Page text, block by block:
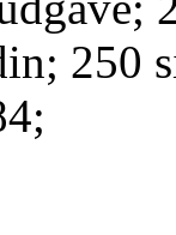
250